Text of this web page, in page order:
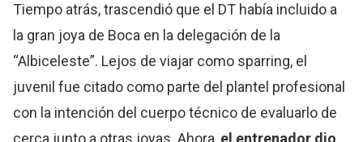
Tiempo atrás, trascendió que el DT había incluido a
la gran joya de Boca en la delegación de la
“Albiceleste”. Lejos de viajar como sparring, el
juvenil fue citado como parte del plantel profesional
con la intención del cuerpo técnico de evaluarlo de
cerca junto a otras joyas. Ahora, el entrenador dio